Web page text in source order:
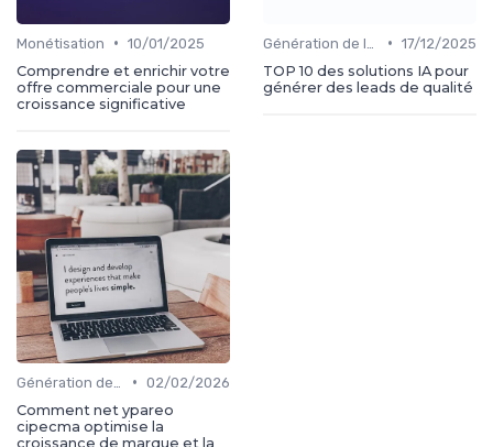
Monétisation • 10/01/2025
Comprendre et enrichir votre
offre commerciale pour une
croissance significative
• 17/12/2025
TOP 10 des solutions IA pour
générer des leads de qualité
• 02/02/2026
Comment net ypareo
cipecma optimise la
croissance de marque et la